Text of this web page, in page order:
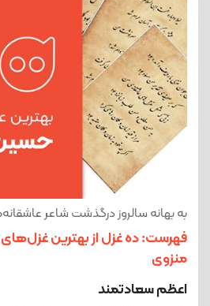
به بهانه سالروز درگذشت شاعر
فهرست: ده غزل از بهترین
منزوی
اعظم سعادتمند